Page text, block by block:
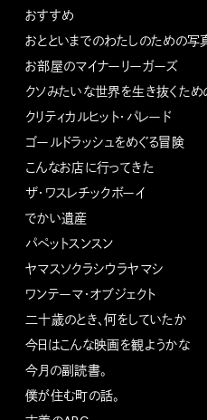
おすすめ
おとといまでのわたしのための写
お部屋のマイナーリーガーズ
クソみたいな世界を生き抜くた
クリティカルヒット・パレード
ゴールドラッシュをめぐる冒険
こんなお店に行ってきた
ザ・ワスレチックボーイ
でかい遺産
パペットスンスン
ヤマスソクラシウラヤマシ
ワンテーマ・オブジェクト
二十歳のとき、何をしていたか
今日はこんな映画を観ようかな
今月の副読書。
僕が住む町の話。